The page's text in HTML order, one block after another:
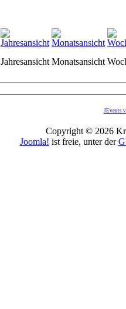
Jahresansicht Monatsansicht
JEvents
Copyright © 2026
Joomla! ist freie, unter der